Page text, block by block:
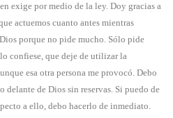
exige por medio de la ley. Doy gracias a
actuemos cuanto antes mientras
porque no pide mucho. Sólo pide
confiese, que deje de utilizar la
esa otra persona me provocó. Debo
de Dios sin reservas. Si puedo de
a ello, debo hacerlo de inmediato.